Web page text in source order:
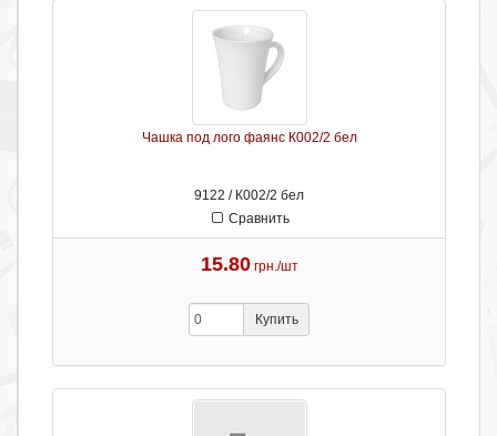
Чашка под лого фаянс К002/2 бел
9122 / К002/2 бел
Сравнить
15.80 грн./шт
Купить